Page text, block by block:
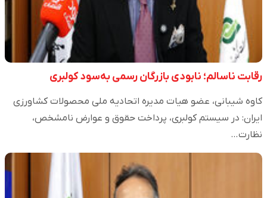
رقابت ناسالم؛ نابودی بازرگان رسمی به‌سود کولبری
کاوه شیبانی، عضو هیات مدیره اتحادیه ملی محصولات کشاورزی
ایران: در سیستم کولبری، پرداخت حقوق و عوارض نامشخص،
نظارت…